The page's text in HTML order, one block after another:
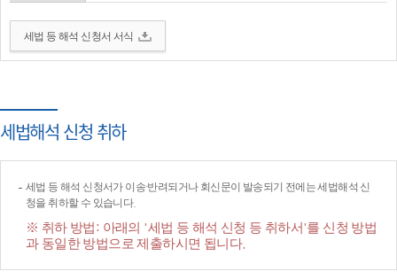
세법 등 해석 신청서 서식
세법해석 신청 취하
세법 등 해석 신청서가 이송·반려되거나 회신문이 발송되기 전에는 세법해석 신
청을 취하할 수 있습니다.
※ 취하 방법: 아래의 '세법 등 해석 신청 등 취하서'를 신청 방법
과 동일한 방법으로 제출하시면 됩니다.